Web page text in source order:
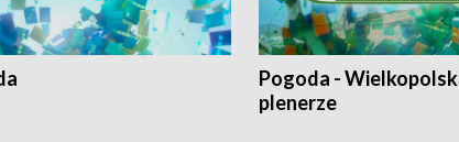
Pogoda -
plenerze